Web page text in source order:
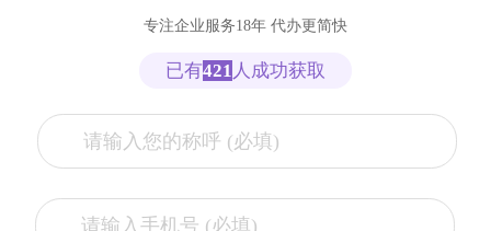
专注企业服务18年 代办更简快
已有421 人成功获取
张** 153****2321